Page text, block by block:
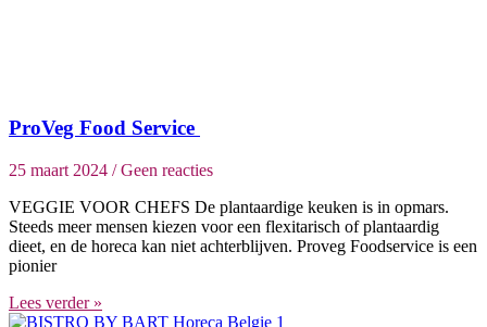
ProVeg Food Service
25 maart 2024 Geen reacties
VEGGIE VOOR CHEFS De plantaardige keuken is in opmars.
Steeds meer mensen kiezen voor een flexitarisch of plantaardig
dieet, en de horeca kan niet achterblijven. Proveg Foodservice is een
pionier
Lees verder »